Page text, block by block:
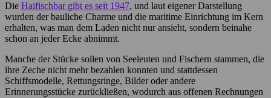
Die Haifischbar gibt es seit 1947, und laut eigener Darstellung
wurden der bauliche Charme und die maritime Einrichtung im Kern
erhalten, was man dem Laden nicht nur ansieht, sondern beinahe
schon an jeder Ecke abnimmt.
Manche der Stücke sollen von Seeleuten und Fischern stammen, die
ihre Zeche nicht mehr bezahlen konnten und stattdessen
Schiffsmodelle, Rettungsringe, Bilder oder andere
Erinnerungsstücke zurückließen, wodurch aus offenen Rechnungen